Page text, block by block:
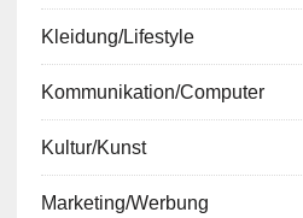
Kleidung/Lifestyle
Kommunikation/Computer
Kultur/Kunst
Marketing/Werbung